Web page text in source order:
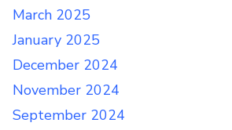
March 2025
January 2025
December 2024
November 2024
September 2024